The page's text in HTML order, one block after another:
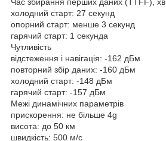
холодний старт: 27 секунд
опорний старт: менше 3 секунд
гарячий старт: 1 секунда
Чутливість
відстеження і навігація: -162 дБм
повторний збір даних: -160 дБм
холодний старт: -148 дБм
гарячий старт: -157 дБм
Межі динамічних параметрів
прискорення: не більше 4g
висота: до 50 км
швидкість: 500 м/с